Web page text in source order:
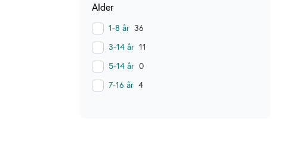
Alder
1-8 år 36
3-14 år 11
5-14 år 0
7-16 år 4